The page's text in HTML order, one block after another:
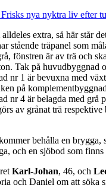
nya nyktra liv efter
extra, så här står
stående träpanel som
fönstren är av trä och
Tak på huvudbyggnad
nr 1 är bevuxna med
på
nr 4 är belagda med grå
av grånat trä respektive
behålla en brygga,
och en sjöbod som
Karl-Johan, 46, och
och Daniel om att söka